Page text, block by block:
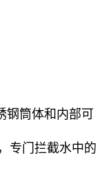
钢筒体和内部可
专门拦截水中的